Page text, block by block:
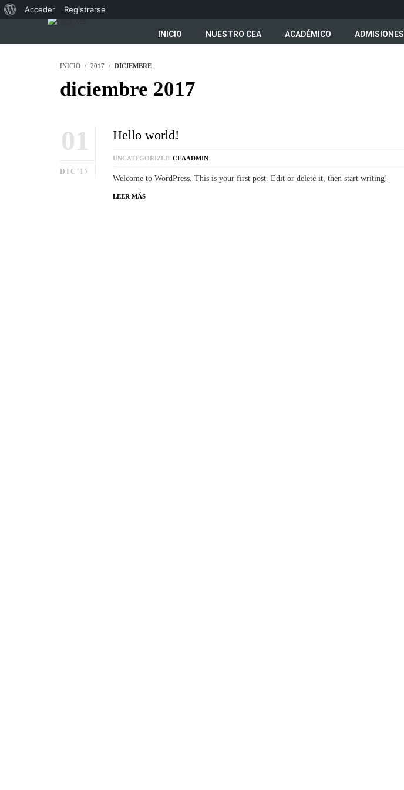
INICIO NUESTRO CEA ACADÉMICO ADMISIONES
INICIO 2017 DICIEMBRE
diciembre 2017
01
DIC'17
Hello world!
UNCATEGORIZED CEAADMIN
Welcome to WordPress. This is your first post. Edit or delete it, then start writing!
LEER MÁS
Acceder Registrarse